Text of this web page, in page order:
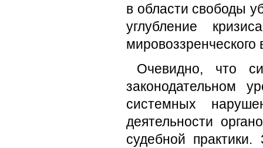
в области свободы
углубление
Очевидно, что
законодательном
системных
деятельности
судебной